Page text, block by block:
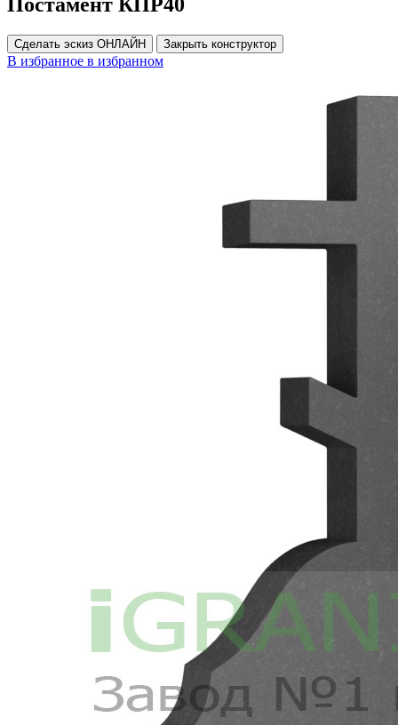
Постамент КПР40
Сделать эскиз ОНЛАЙН Закрыть конструктор
В избранное в избранном